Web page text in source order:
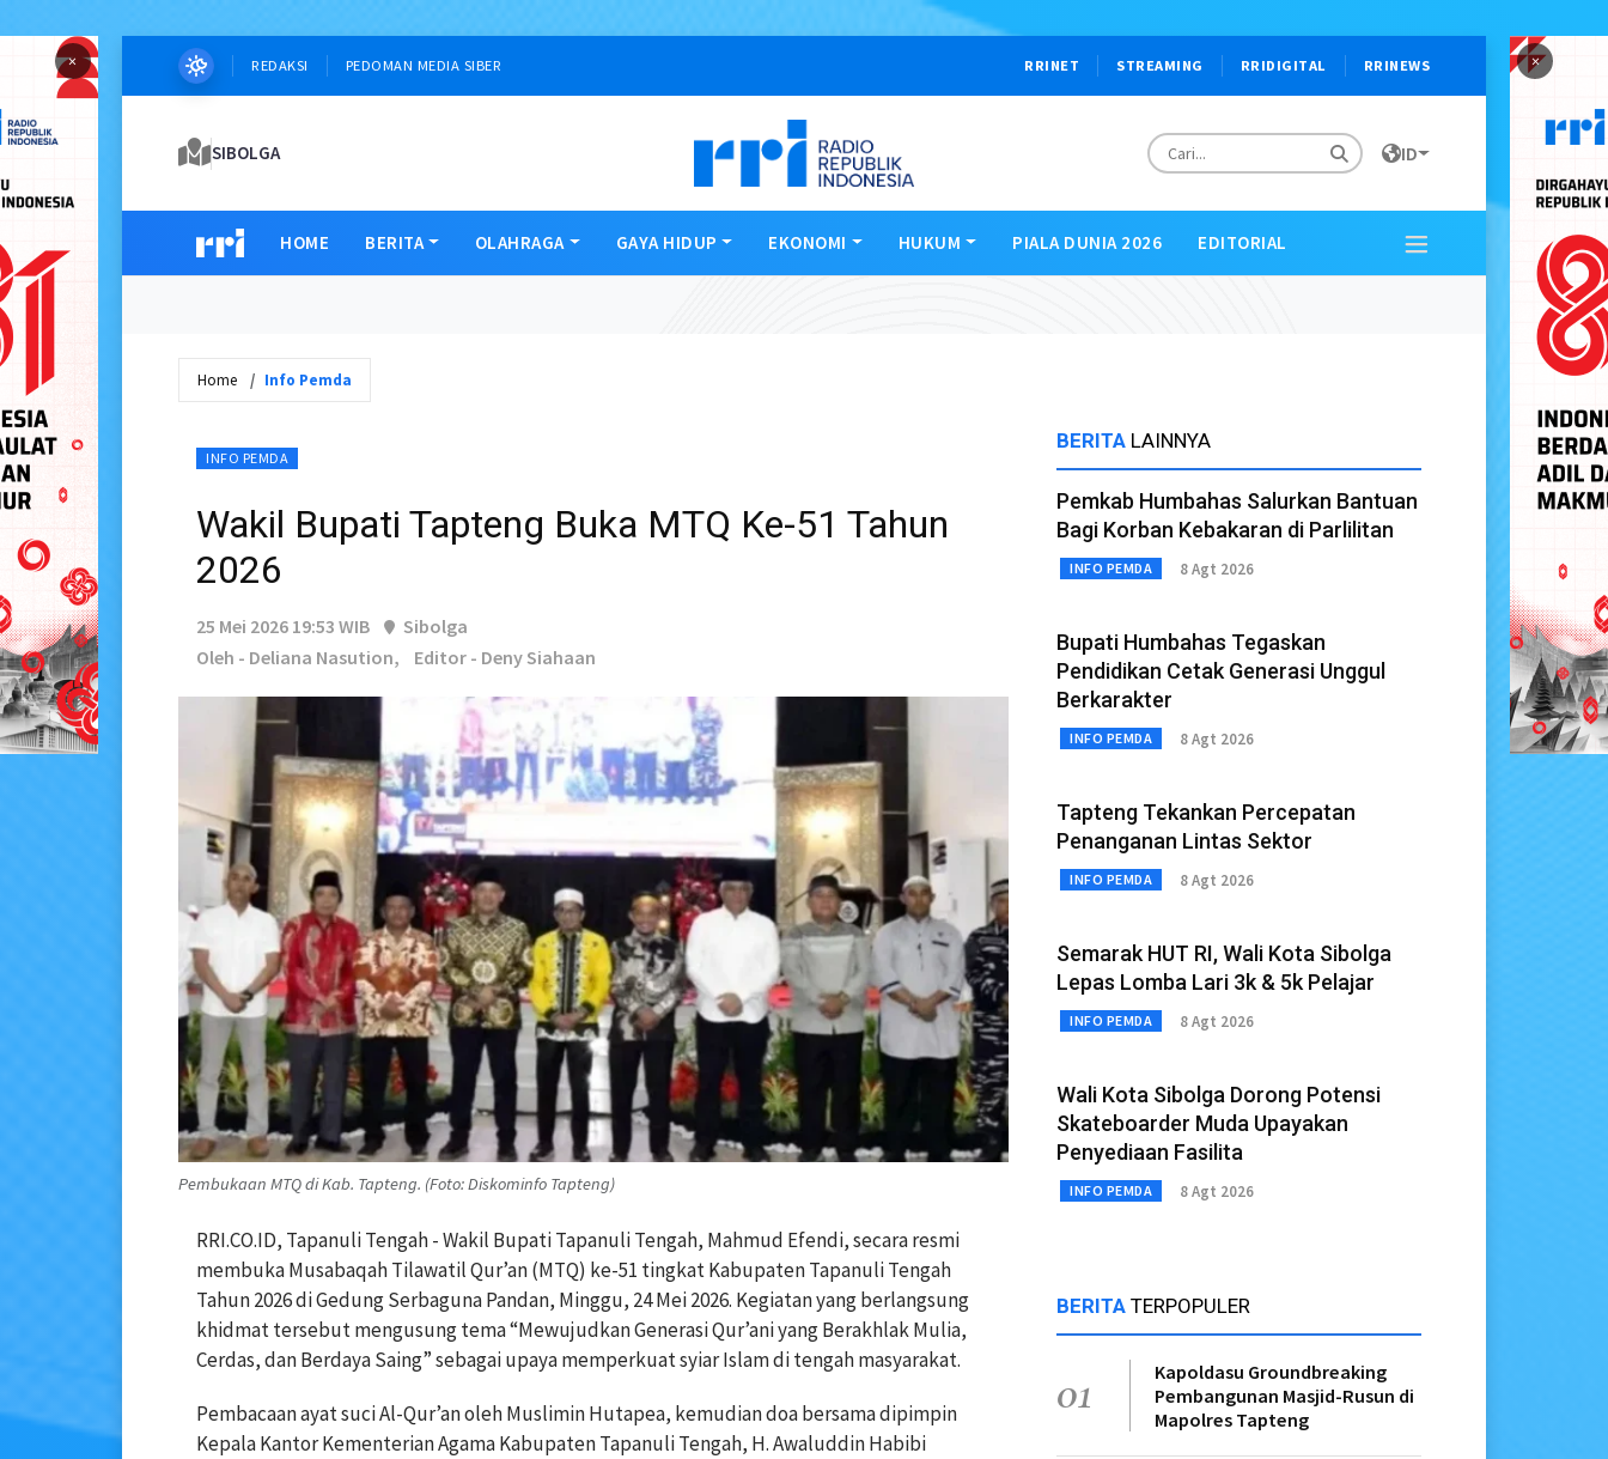
× ×
REDAKSI PEDOMAN MEDIA SIBER RRINET STREAMING RRIDIGITAL RRINEWS
SIBOLGA ID
HOME BERITA OLAHRAGA GAYA HIDUP EKONOMI HUKUM PIALA DUNIA 2026 EDITORIAL
Home Info Pemda
INFO PEMDA
Wakil Bupati Tapteng Buka MTQ Ke-51 Tahun
2026
25 Mei 2026 19:53 WIB
Sibolga
Oleh - Deliana Nasution,
Editor - Deny Siahaan
Pembukaan MTQ di Kab. Tapteng. (Foto: Diskominfo Tapteng)
RRI.CO.ID, Tapanuli Tengah - Wakil Bupati Tapanuli Tengah, Mahmud Efendi, secara resmi
membuka Musabaqah Tilawatil Qur’an (MTQ) ke-51 tingkat Kabupaten Tapanuli Tengah
Tahun 2026 di Gedung Serbaguna Pandan, Minggu, 24 Mei 2026. Kegiatan yang berlangsung
khidmat tersebut mengusung tema “Mewujudkan Generasi Qur’ani yang Berakhlak Mulia,
Cerdas, dan Berdaya Saing” sebagai upaya memperkuat syiar Islam di tengah masyarakat.
Pembacaan ayat suci Al-Qur’an oleh Muslimin Hutapea, kemudian doa bersama dipimpin
Kepala Kantor Kementerian Agama Kabupaten Tapanuli Tengah, H. Awaluddin Habibi
BERITA LAINNYA
Pemkab Humbahas Salurkan Bantuan
Bagi Korban Kebakaran di Parlilitan
INFO PEMDA 8 Agt 2026
Bupati Humbahas Tegaskan
Pendidikan Cetak Generasi Unggul
Berkarakter
INFO PEMDA 8 Agt 2026
Tapteng Tekankan Percepatan
Penanganan Lintas Sektor
INFO PEMDA 8 Agt 2026
Semarak HUT RI, Wali Kota Sibolga
Lepas Lomba Lari 3k & 5k Pelajar
INFO PEMDA 8 Agt 2026
Wali Kota Sibolga Dorong Potensi
Skateboarder Muda Upayakan
Penyediaan Fasilita
INFO PEMDA 8 Agt 2026
BERITA TERPOPULER
01
Kapoldasu Groundbreaking
Pembangunan Masjid-Rusun di
Mapolres Tapteng